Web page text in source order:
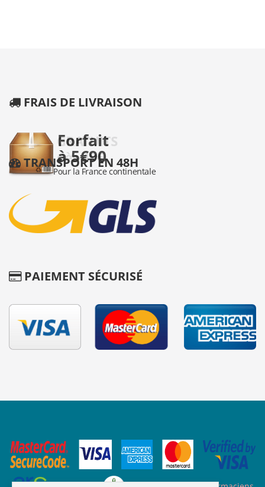
FRAIS DE LIVRAISON
TRANSPORT EN 48H
PAIEMENT SÉCURISÉ